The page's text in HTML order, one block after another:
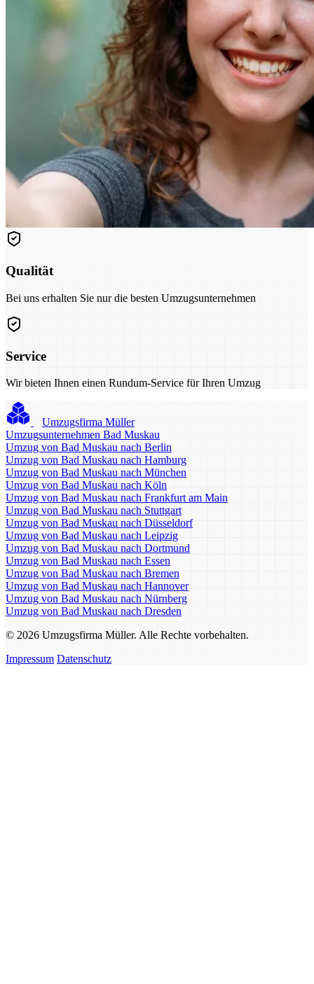
Qualität
Bei uns erhalten Sie nur die besten Umzugsunternehmen
Service
Wir bieten Ihnen einen Rundum-Service für Ihren Umzug
Umzugsfirma Müller
Umzugsunternehmen Bad Muskau
Umzug von Bad Muskau nach Berlin
Umzug von Bad Muskau nach Hamburg
Umzug von Bad Muskau nach München
Umzug von Bad Muskau nach Köln
Umzug von Bad Muskau nach Frankfurt am Main
Umzug von Bad Muskau nach Stuttgart
Umzug von Bad Muskau nach Düsseldorf
Umzug von Bad Muskau nach Leipzig
Umzug von Bad Muskau nach Dortmund
Umzug von Bad Muskau nach Essen
Umzug von Bad Muskau nach Bremen
Umzug von Bad Muskau nach Hannover
Umzug von Bad Muskau nach Nürnberg
Umzug von Bad Muskau nach Dresden
© 2026 Umzugsfirma Müller. Alle Rechte vorbehalten.
Impressum Datenschutz